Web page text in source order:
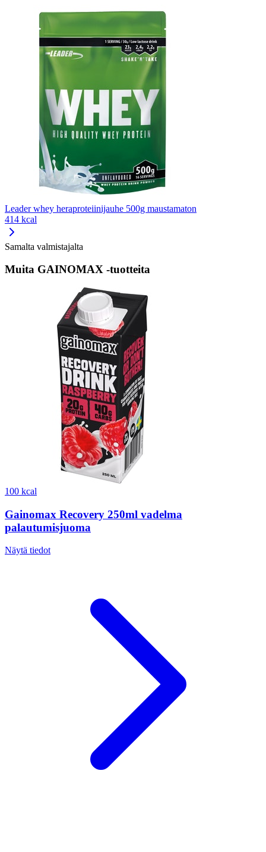
Leader whey heraproteiinijauhe 500g maustamaton
414 kcal
Samalta valmistajalta
Muita GAINOMAX -tuotteita
100 kcal
Gainomax Recovery 250ml vadelma
palautumisjuoma
Näytä tiedot